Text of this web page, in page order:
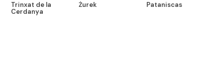
Trinxat de la
Cerdanya
Żurek Pataniscas